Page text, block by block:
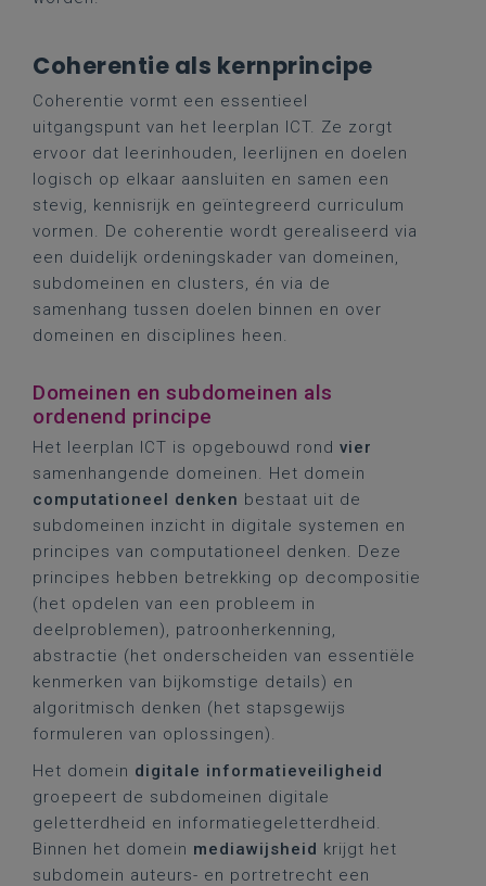
Coherentie als kernprincipe
Coherentie vormt een essentieel
uitgangspunt van het leerplan ICT. Ze zorgt
ervoor dat leerinhouden, leerlijnen en doelen
logisch op elkaar aansluiten en samen een
stevig, kennisrijk en geïntegreerd curriculum
vormen. De coherentie wordt gerealiseerd via
een duidelijk ordeningskader van domeinen,
subdomeinen en clusters, én via de
samenhang tussen doelen binnen en over
domeinen en disciplines heen.
Domeinen en subdomeinen als
ordenend principe
Het leerplan ICT is opgebouwd rond vier
samenhangende domeinen. Het domein
computationeel denken bestaat uit de
subdomeinen inzicht in digitale systemen en
principes van computationeel denken. Deze
principes hebben betrekking op decompositie
(het opdelen van een probleem in
deelproblemen), patroonherkenning,
abstractie (het onderscheiden van essentiële
kenmerken van bijkomstige details) en
algoritmisch denken (het stapsgewijs
formuleren van oplossingen).
Het domein digitale informatieveiligheid
groepeert de subdomeinen digitale
geletterdheid en informatiegeletterdheid.
Binnen het domein mediawijsheid krijgt het
subdomein auteurs- en portretrecht een